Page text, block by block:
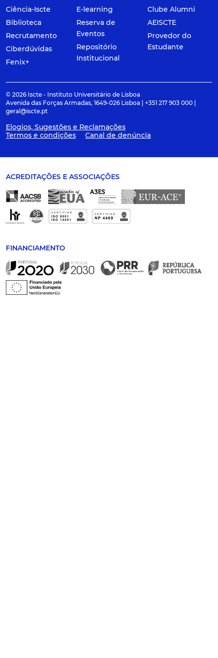
Ciência-Iscte
Biblioteca
Recrutamento
Ciberdúvidas
Fenix+
E-learning
Reserva de
Eventos
Repositório
Institucional
Clube Alumni
AEISCTE
Provedor do
Estudante
© 2026 Iscte - Instituto Universitário de Lisboa
Avenida das Forças Armadas, 1649-026 Lisboa | +351 217 903 000 |
geral@iscte.pt
Elogios, Sugestões e Reclamações
Termos e condições
Canal de denúncia
ACREDITAÇÕES E ASSOCIAÇÕES
FINANCIAMENTO